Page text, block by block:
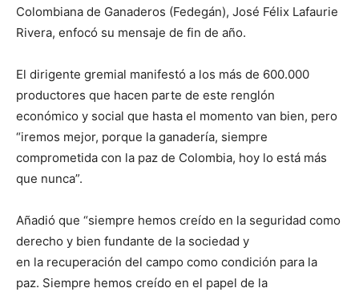
Colombiana de Ganaderos (Fedegán), José Félix Lafaurie
Rivera, enfocó su mensaje de fin de año.
El dirigente gremial manifestó a los más de 600.000
productores que hacen parte de este renglón
económico y social que hasta el momento van bien, pero
“iremos mejor, porque la ganadería, siempre
comprometida con la paz de Colombia, hoy lo está más
que nunca”.
Añadió que “siempre hemos creído en la seguridad como
derecho y bien fundante de la sociedad y
en la recuperación del campo como condición para la
paz. Siempre hemos creído en el papel de la